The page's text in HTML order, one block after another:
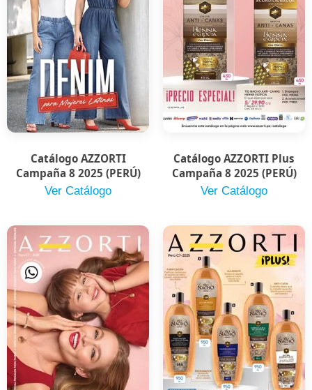
Catálogo AZZORTI
Campaña 8 2025 (PERÚ)
Ver Catálogo
Catálogo AZZORTI Plus
Campaña 8 2025 (PERÚ)
Ver Catálogo